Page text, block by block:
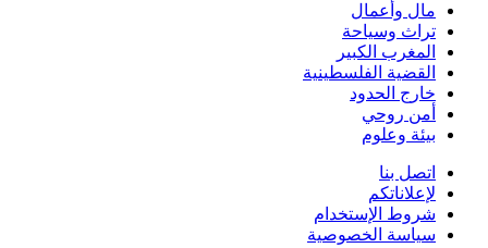
مال وأعمال
تراث وسياحة
المغرب الكبير
القضية الفلسطينية
خارج الحدود
أمن روحي
بيئة وعلوم
اتصل بنا
لإعلاناتكم
شروط الإستخدام
سياسة الخصوصية